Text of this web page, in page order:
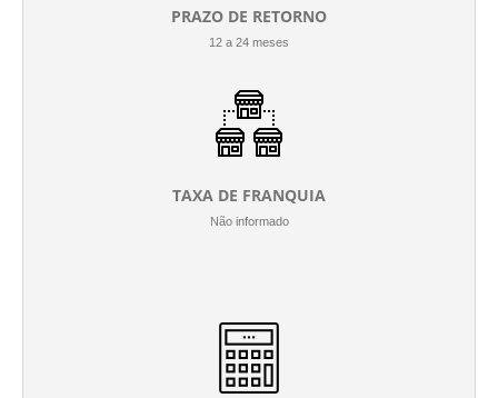
PRAZO DE RETORNO
12 a 24 meses
TAXA DE FRANQUIA
Não informado